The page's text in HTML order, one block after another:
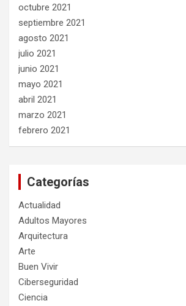
octubre 2021
septiembre 2021
agosto 2021
julio 2021
junio 2021
mayo 2021
abril 2021
marzo 2021
febrero 2021
Categorías
Actualidad
Adultos Mayores
Arquitectura
Arte
Buen Vivir
Ciberseguridad
Ciencia